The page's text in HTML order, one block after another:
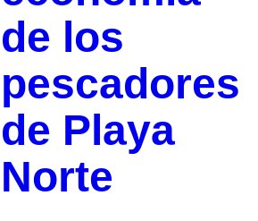
de los
pescadores
de Playa
Norte